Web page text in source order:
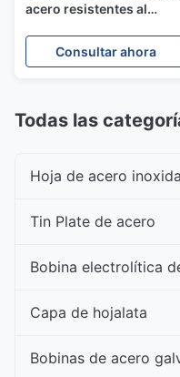
acero resistentes al
altura Q195 con pinturas
personalizadas
Consultar ahora
Todas las
Hoja de acero
Tin Plate de acero
Bobina electrolítica
Capa de hojalata
Bobinas de acero